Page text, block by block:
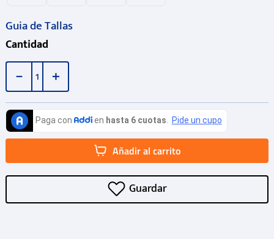
Guia de Tallas
Cantidad
＋
－
Añadir al carrito